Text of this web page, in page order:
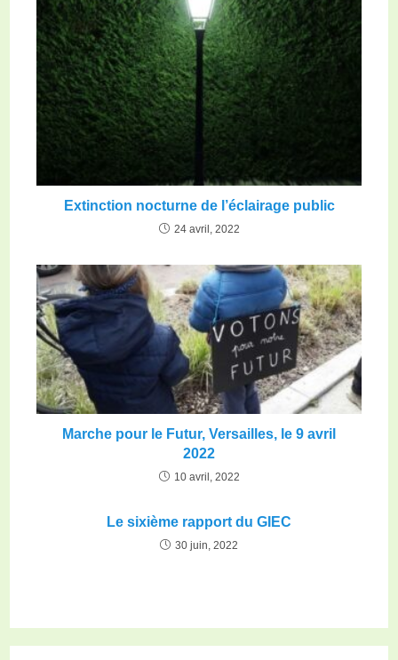
Extinction nocturne de l’éclairage public
24 avril, 2022
Marche pour le Futur, Versailles, le 9 avril
2022
10 avril, 2022
Le sixième rapport du GIEC
30 juin, 2022